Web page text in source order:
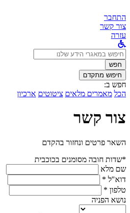
התחבר
צור קשר
עזרה
לחפש
ב:חפש
חיפוש מתקדם
חפש ב:
הכל מאמרים מלאים ציטוטים ארכיון
צור קשר
השאר פרטים ונחזור בהקדם
*שדות חובה מסומנים בכוכבית
שם מלא
דוא"ל *
טלפון *
נושא הפניה